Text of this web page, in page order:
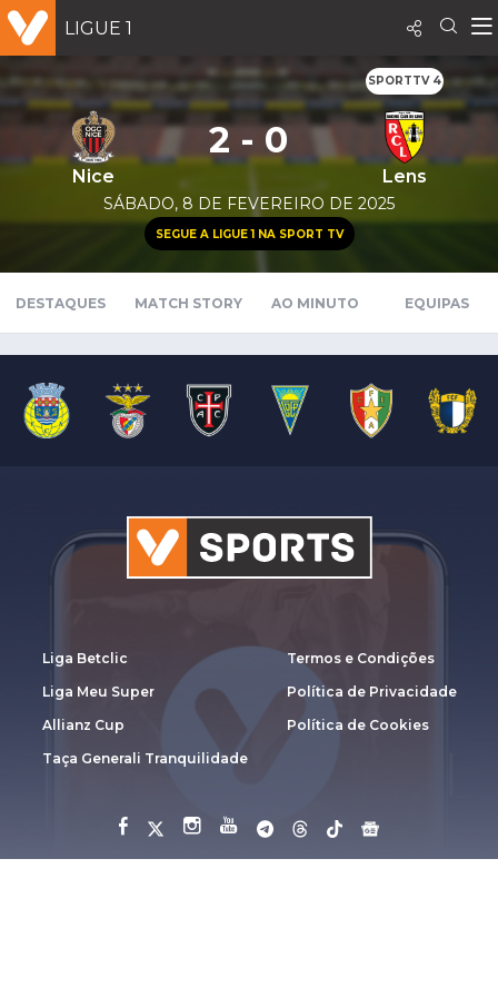
LIGUE 1
SPORTTV 4
Nice
2 - 0
Lens
SÁBADO, 8 DE FEVEREIRO DE 2025
SEGUE A LIGUE 1 NA SPORT TV
DESTAQUES MATCH STORY AO MINUTO EQUIPAS
Liga Betclic
Liga Meu Super
Allianz Cup
Taça Generali Tranquilidade
Termos e Condições
Política de Privacidade
Política de Cookies